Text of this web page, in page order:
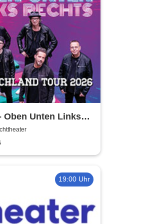
Oben Unten Links
19:00 Uhr